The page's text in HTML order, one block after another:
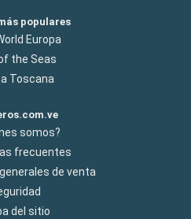
populares
Europa
the Seas
Toscana
somos?
frecuentes
de venta
del sitio